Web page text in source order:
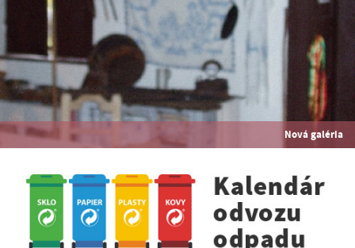
Nová galéria